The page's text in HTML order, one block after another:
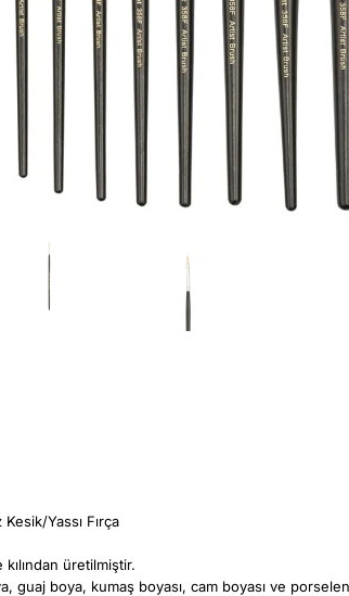
Yassı Fırça
üretilmiştir.
guaj boya, kumaş boyası, cam boyası ve